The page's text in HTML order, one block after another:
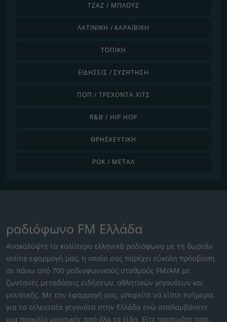
ΤΖΑΖ / ΜΠΛΟΥΖ
ΛΑΤΙΝΙΚΉ / ΚΑΡΑΪΒΙΚΉ
ΤΟΠΙΚΉ
ΕΙΔΉΣΕΙΣ / ΣΥΖΉΤΗΣΗ
ΠΟΠ / ΤΡΈΧΟΝΤΑ ΧΙΤΣ
R&B / HIP HOP
ΘΡΗΣΚΕΥΤΙΚΉ
ΡΟΚ / ΜΈΤΑΛ
ραδιόφωνο FM Ελλάδα
Ανακαλύψτε τα καλύτερα ελληνικά ραδιόφωνα με τη δωρεάν
online εφαρμογή μας, η οποία σας παρέχει εύκολη πρόσβαση
σε πάνω από 700 ραδιοφωνικούς σταθμούς FM/AM με
ζωντανές μεταδόσεις ειδήσεων, αθλητικών γεγονότων και
μουσικής. Με την εφαρμογή μας, μπορείτε να είστε ενήμεροι
για τα τελευταία γεγονότα στην Ελλάδα ενώ απολαμβάνετε
μια ποικιλία μουσικής από όλα τα είδη. Είτε προτιμάτε ποπ,